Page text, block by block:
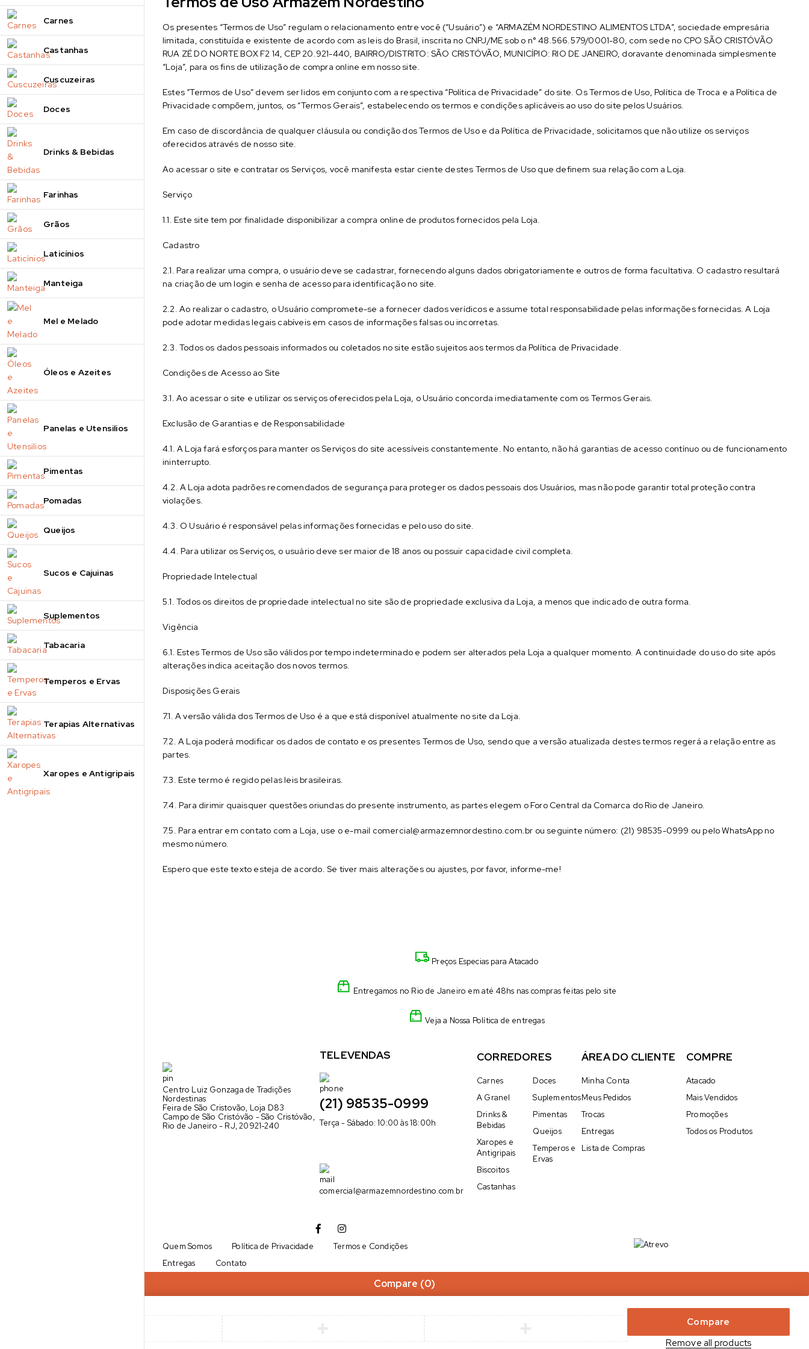
Carnes
Castanhas
Cuscuzeiras
Doces
Drinks & Bebidas
Farinhas
Grãos
Laticínios
Manteiga
Mel e Melado
Óleos e Azeites
Panelas e Utensilios
Pimentas
Pomadas
Queijos
Sucos e Cajuinas
Suplementos
Tabacaria
Temperos e Ervas
Terapias Alternativas
Xaropes e Antigripais
Os presentes “Termos de Uso” regulam o relacionamento entre você (“Usuário”) e “ARMAZÉM NORDESTINO ALIMENTOS LTDA”, sociedade empresária
limitada, constituída e existente de acordo com as leis do Brasil, inscrita no CNPJ/ME sob o n° 48.566.579/0001-80, com sede no CPO SÃO CRISTÓVÃO
RUA ZÉ DO NORTE BOX F2 14, CEP 20.921-440, BAIRRO/DISTRITO: SÃO CRISTÓVÃO, MUNICÍPIO: RIO DE JANEIRO, doravante denominada simplesmente
“Loja”, para os fins de utilização de compra online em nosso site.
Estes “Termos de Uso” devem ser lidos em conjunto com a respectiva “Política de Privacidade” do site. Os Termos de Uso, Política de Troca e a Política de
Privacidade compõem, juntos, os “Termos Gerais”, estabelecendo os termos e condições aplicáveis ao uso do site pelos Usuários.
Em caso de discordância de qualquer cláusula ou condição dos Termos de Uso e da Política de Privacidade, solicitamos que não utilize os serviços
oferecidos através de nosso site.
Ao acessar o site e contratar os Serviços, você manifesta estar ciente destes Termos de Uso que definem sua relação com a Loja.
Serviço
1.1. Este site tem por finalidade disponibilizar a compra online de produtos fornecidos pela Loja.
Cadastro
2.1. Para realizar uma compra, o usuário deve se cadastrar, fornecendo alguns dados obrigatoriamente e outros de forma facultativa. O cadastro resultará
na criação de um login e senha de acesso para identificação no site.
2.2. Ao realizar o cadastro, o Usuário compromete-se a fornecer dados verídicos e assume total responsabilidade pelas informações fornecidas. A Loja
pode adotar medidas legais cabíveis em casos de informações falsas ou incorretas.
2.3. Todos os dados pessoais informados ou coletados no site estão sujeitos aos termos da Política de Privacidade.
Condições de Acesso ao Site
3.1. Ao acessar o site e utilizar os serviços oferecidos pela Loja, o Usuário concorda imediatamente com os Termos Gerais.
Exclusão de Garantias e de Responsabilidade
4.1. A Loja fará esforços para manter os Serviços do site acessíveis constantemente. No entanto, não há garantias de acesso contínuo ou de funcionamento
ininterrupto.
4.2. A Loja adota padrões recomendados de segurança para proteger os dados pessoais dos Usuários, mas não pode garantir total proteção contra
violações.
4.3. O Usuário é responsável pelas informações fornecidas e pelo uso do site.
4.4. Para utilizar os Serviços, o usuário deve ser maior de 18 anos ou possuir capacidade civil completa.
Propriedade Intelectual
5.1. Todos os direitos de propriedade intelectual no site são de propriedade exclusiva da Loja, a menos que indicado de outra forma.
Vigência
6.1. Estes Termos de Uso são válidos por tempo indeterminado e podem ser alterados pela Loja a qualquer momento. A continuidade do uso do site após
alterações indica aceitação dos novos termos.
Disposições Gerais
7.1. A versão válida dos Termos de Uso é a que está disponível atualmente no site da Loja.
7.2. A Loja poderá modificar os dados de contato e os presentes Termos de Uso, sendo que a versão atualizada destes termos regerá a relação entre as
partes.
7.3. Este termo é regido pelas leis brasileiras.
7.4. Para dirimir quaisquer questões oriundas do presente instrumento, as partes elegem o Foro Central da Comarca do Rio de Janeiro.
7.5. Para entrar em contato com a Loja, use o e-mail comercial@armazemnordestino.com.br ou seguinte número: (21) 98535-0999 ou pelo WhatsApp no
mesmo número.
Espero que este texto esteja de acordo. Se tiver mais alterações ou ajustes, por favor, informe-me!
Preços Especias para Atacado
Entregamos no Rio de Janeiro em até 48hs nas compras feitas pelo site
Veja a Nossa Política de entregas
Centro Luiz Gonzaga de Tradições
Nordestinas
Feira de São Cristovão, Loja D83
Campo de São Cristóvão - São Cristóvão,
Rio de Janeiro - RJ, 20921-240
TELEVENDAS
(21) 98535-0999
Terça - Sábado: 10:00 às 18:00h
comercial@armazemnordestino.com.br
CORREDORES
Carnes
A Granel
Drinks &
Bebidas
Xaropes e
Antigripais
Biscoitos
Castanhas
Doces
Suplementos
Pimentas
Queijos
Temperos e
Ervas
ÁREA DO CLIENTE
Minha Conta
Meus Pedidos
Trocas
Entregas
Lista de Compras
COMPRE
Atacado
Mais Vendidos
Promoções
Todos os Produtos
Quem Somos Política de Privacidade
Termos e Condições
Entregas
Contato
Compare (0)
Compare
Remove all products